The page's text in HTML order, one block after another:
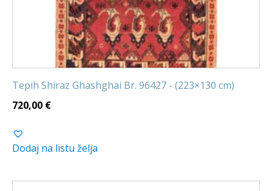
Tepih Shiraz Ghashghai Br. 96427 - (223×130 cm)
720,00 €
Dodaj na listu želja